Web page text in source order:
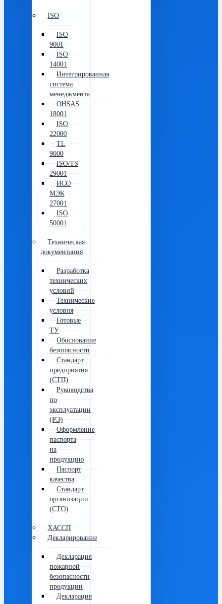
ISO
ISO
9001
ISO
14001
Интегрированная
система
менеджмента
OHSAS
18001
ISO
22000
TL
9000
ISO/TS
29001
ИСО
МЭК
27001
ISO
50001
Техническая
документация
Разработка
технических
условий
Технические
условия
Готовые
ТУ
Обоснование
безопасности
Стандарт
предприятия
(СТП)
Руководства
по
эксплуатации
(РЭ)
Оформление
паспорта
на
продукцию
Паспорт
качества
Стандарт
организации
(СТО)
ХАССП
Декларирование
Декларация
пожарной
безопасности
продукции
Декларация